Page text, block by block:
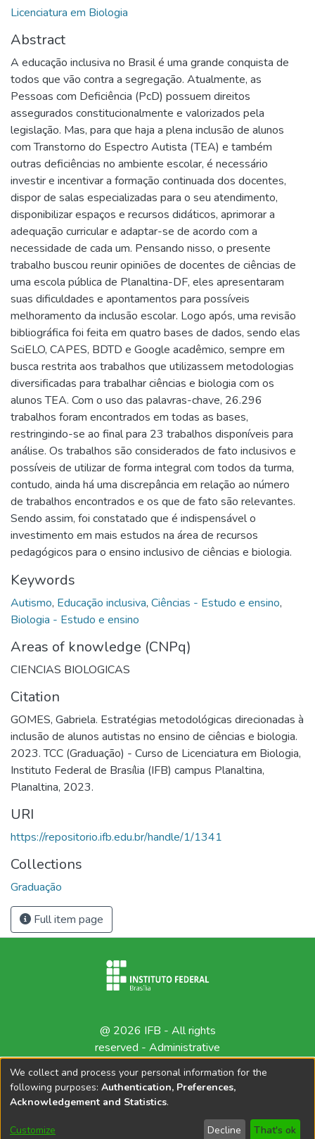
Licenciatura em Biologia
Abstract
A educação inclusiva no Brasil é uma grande conquista de
todos que vão contra a segregação. Atualmente, as
Pessoas com Deficiência (PcD) possuem direitos
assegurados constitucionalmente e valorizados pela
legislação. Mas, para que haja a plena inclusão de alunos
com Transtorno do Espectro Autista (TEA) e também
outras deficiências no ambiente escolar, é necessário
investir e incentivar a formação continuada dos docentes,
dispor de salas especializadas para o seu atendimento,
disponibilizar espaços e recursos didáticos, aprimorar a
adequação curricular e adaptar-se de acordo com a
necessidade de cada um. Pensando nisso, o presente
trabalho buscou reunir opiniões de docentes de ciências de
uma escola pública de Planaltina-DF, eles apresentaram
suas dificuldades e apontamentos para possíveis
melhoramento da inclusão escolar. Logo após, uma revisão
bibliográfica foi feita em quatro bases de dados, sendo elas
SciELO, CAPES, BDTD e Google acadêmico, sempre em
busca restrita aos trabalhos que utilizassem metodologias
diversificadas para trabalhar ciências e biologia com os
alunos TEA. Com o uso das palavras-chave, 26.296
trabalhos foram encontrados em todas as bases,
restringindo-se ao final para 23 trabalhos disponíveis para
análise. Os trabalhos são considerados de fato inclusivos e
possíveis de utilizar de forma integral com todos da turma,
contudo, ainda há uma discrepância em relação ao número
de trabalhos encontrados e os que de fato são relevantes.
Sendo assim, foi constatado que é indispensável o
investimento em mais estudos na área de recursos
pedagógicos para o ensino inclusivo de ciências e biologia.
Keywords
Autismo, Educação inclusiva, Ciências - Estudo e ensino,
Biologia - Estudo e ensino
Areas of knowledge (CNPq)
CIENCIAS BIOLOGICAS
Citation
GOMES, Gabriela. Estratégias metodológicas direcionadas à
inclusão de alunos autistas no ensino de ciências e biologia.
2023. TCC (Graduação) - Curso de Licenciatura em Biologia,
Instituto Federal de Brasília (IFB) campus Planaltina,
Planaltina, 2023.
URI
https://repositorio.ifb.edu.br/handle/1/1341
Collections
Graduação
Full item page
@ 2026 IFB - All rights
reserved - Administrative
We collect and process your personal information for the
following purposes: Authentication, Preferences,
Acknowledgement and Statistics.
Customize Decline That's ok